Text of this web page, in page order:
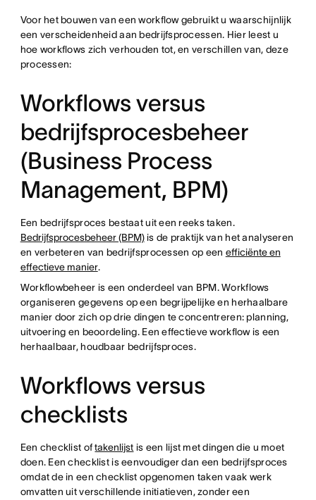
Voor het bouwen van een workflow gebruikt u waarschijnlijk
een verscheidenheid aan bedrijfsprocessen. Hier leest u
hoe workflows zich verhouden tot, en verschillen van, deze
processen:
Workflows versus
bedrijfsprocesbeheer
(Business Process
Management, BPM)
Een bedrijfsproces bestaat uit een reeks taken.
Bedrijfsprocesbeheer (BPM)is de praktijk van het analyseren
en verbeteren van bedrijfsprocessen op een efficiënte en
effectieve manier.
Workflowbeheer is een onderdeel van BPM. Workflows
organiseren gegevens op een begrijpelijke en herhaalbare
manier door zich op drie dingen te concentreren: planning,
uitvoering en beoordeling. Een effectieve workflow is een
herhaalbaar, houdbaar bedrijfsproces.
Workflows versus
checklists
Een checklist oftakenlijst is een lijst met dingen die u moet
doen. Een checklist is eenvoudiger dan een bedrijfsproces
omdat de in een checklist opgenomen taken vaak werk
omvatten uit verschillende initiatieven, zonder een